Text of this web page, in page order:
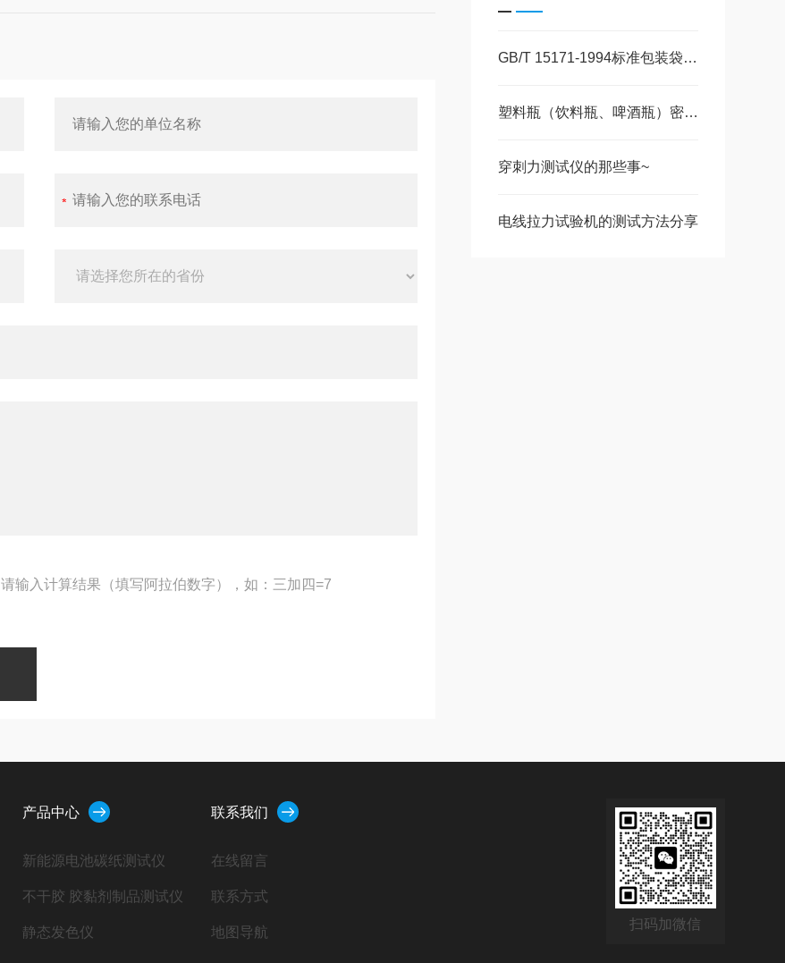
GB/T 15171-1994标准包装袋密封性能检测方法介绍
塑料瓶（饮料瓶、啤酒瓶）密封性能检测介绍
穿刺力测试仪的那些事~
电线拉力试验机的测试方法分享
请输入计算结果（填写阿拉伯数字），如：三加四=7
产品中心
新能源电池碳纸测试仪
不干胶 胶黏剂制品测试仪
静态发色仪
联系我们
在线留言
联系方式
地图导航
扫码加微信